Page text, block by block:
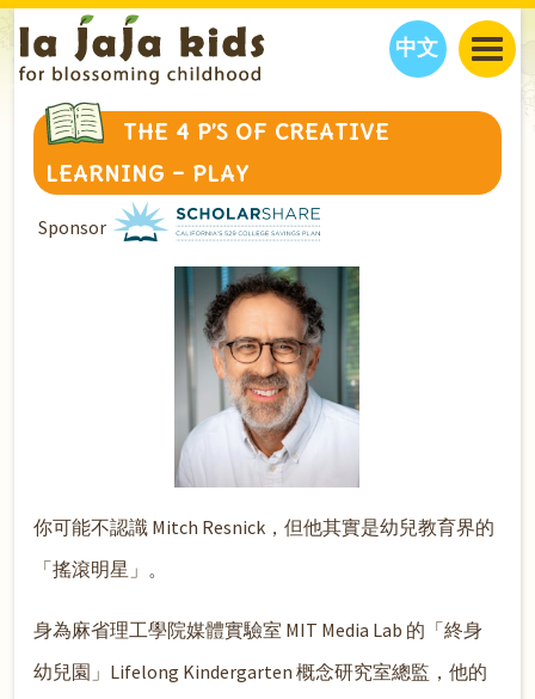
中文
JAJA’S WORLD
CLASSES
INTERVIEWS
EVENTS
THINGS TO DO
JAJA’S PICKS
FAMILY WELLNESS
EDUCATION
OUR STORY
CONTACT US
PARTNERS
H
THE 4 P’S OF CREATIVE
LEARNING – PLAY
Sponsor
你可能不認識 Mitch Resnick，但他其實是幼兒教育界的
「搖滾明星」。
身為麻省理工學院媒體實驗室 MIT Media Lab 的「終身
幼兒園」Lifelong Kindergarten 概念研究室總監，他的